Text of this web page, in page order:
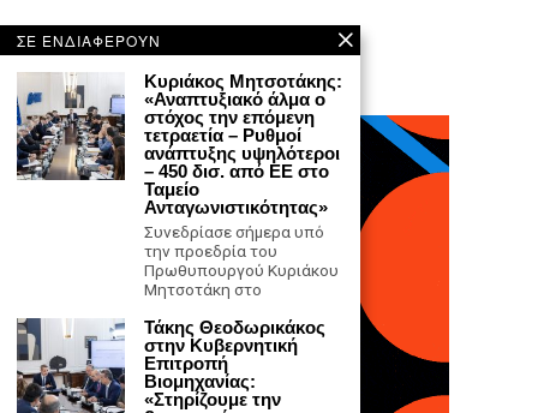
ΣΕ ΕΝΔΙΑΦΕΡΟΥΝ
Κυριάκος Μητσοτάκης:
«Αναπτυξιακό άλμα ο
στόχος την επόμενη
τετραετία – Ρυθμοί
ανάπτυξης υψηλότεροι
– 450 δισ. από ΕΕ στο
Ταμείο
Ανταγωνιστικότητας»
Συνεδρίασε σήμερα υπό
την προεδρία του
Πρωθυπουργού Κυριάκου
Μητσοτάκη στο
Τάκης Θεοδωρικάκος
στην Κυβερνητική
Επιτροπή
Βιομηχανίας:
«Στηρίζουμε την